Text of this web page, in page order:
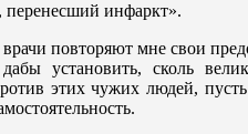
перенесший инфаркт».
повторяют мне свои
установить, сколь
этих чужих людей,